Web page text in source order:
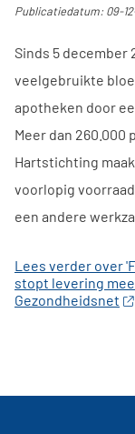
Publicatiedatum: 09-
Sinds 5 december
veelgebruikte
apotheken door
Meer dan
Hartstichting
voorlopig
een andere
Lees verder over
stopt levering
Gezondheidsnet